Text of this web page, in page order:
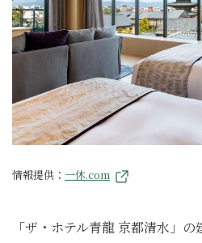
情報提供： 一休.com
「ザ・ホテル青龍 京都清水」